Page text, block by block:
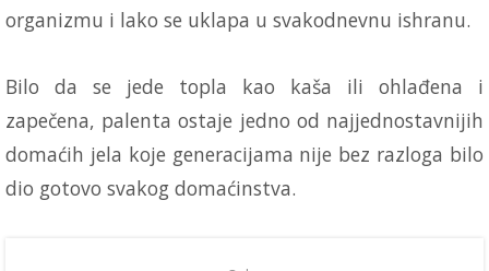
organizmu i lako se uklapa u svakodnevnu ishranu.
Bilo da se jede topla kao kaša ili ohlađena i
zapečena, palenta ostaje jedno od najjednostavnijih
domaćih jela koje generacijama nije bez razloga bilo
dio gotovo svakog domaćinstva.